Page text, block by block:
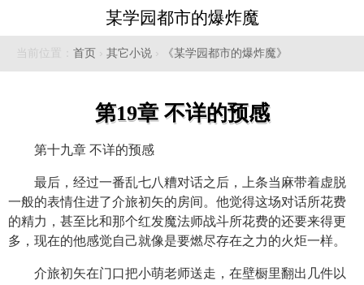
某学园都市的爆炸魔
当前位置： 首页 › 其它小说 › 《某学园都市的爆炸魔》
第19章 不详的预感
第十九章 不详的预感
最后，经过一番乱七八糟对话之后，上条当麻带着虚脱
一般的表情住进了介旅初矢的房间。他觉得这场对话所花费
的精力，甚至比和那个红发魔法师战斗所花费的还要来得更
多，现在的他感觉自己就像是要燃尽存在之力的火炬一样。
介旅初矢在门口把小萌老师送走，在壁橱里翻出几件以